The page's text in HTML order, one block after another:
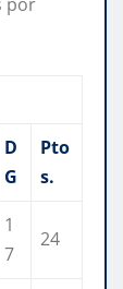
D
G
Pto
s.
1
7
24